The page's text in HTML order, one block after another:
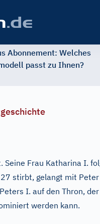
Abonnement: Welches
passt zu Ihnen?
Seine Frau Katharina I.
stirbt, gelangt mit
I. auf den Thron,
werden kann.